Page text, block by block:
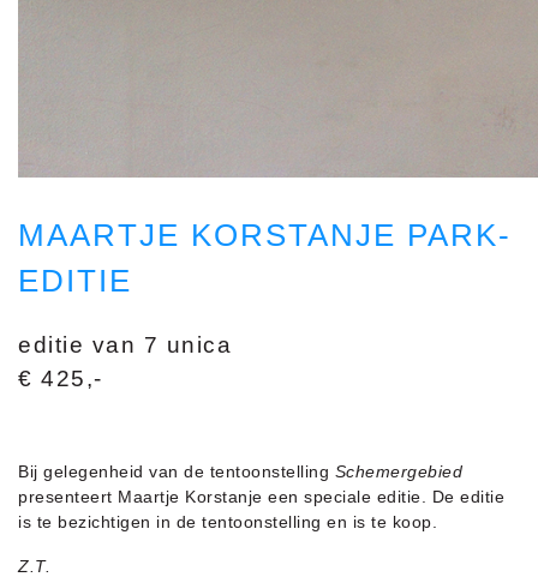
MAARTJE KORSTANJE PARK-
EDITIE
editie van 7 unica
€ 425,-
Bij gelegenheid van de tentoonstelling Schemergebied
presenteert Maartje Korstanje een speciale editie. De editie
is te bezichtigen in de tentoonstelling en is te koop.
Z.T.